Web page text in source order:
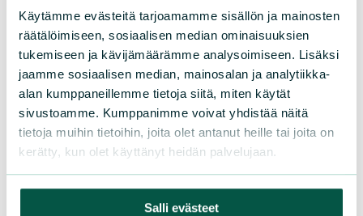
Käytämme evästeitä tarjoamamme sisällön ja mainosten
räätälöimiseen, sosiaalisen median ominaisuuksien
tukemiseen ja kävijämäärämme analysoimiseen. Lisäksi
jaamme sosiaalisen median, mainosalan ja analytiikka-
alan kumppaneillemme tietoja siitä, miten käytät
sivustoamme. Kumppanimme voivat yhdistää näitä
tietoja muihin tietoihin, joita olet antanut heille tai joita on
kerätty, kun olet käyttänyt heidän palvelujaan.
Salli evästeet
helsy@sll.fi
puhelin / telefon050 3011 633
Sörnäistenkatu 1, 00580 Helsinki /
Sörnäsgatan 1, 00580 Helsingfors
Lisää yhteystietoja